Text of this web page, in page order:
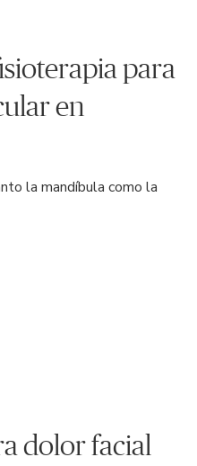
para
en
la mandíbula como la
dolor facial